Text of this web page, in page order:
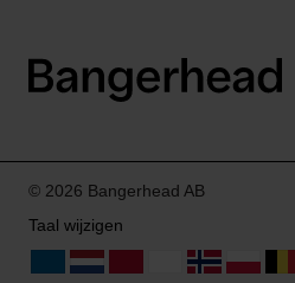
LinkedIn
© 2026 Bangerhead AB
Taal wijzigen